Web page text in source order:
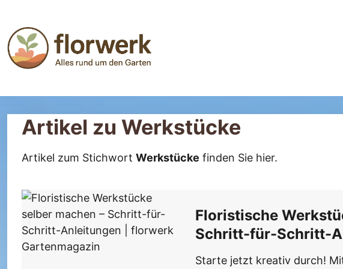
Gartengestaltung
Gartencenter
Artikel zu Werkstücke
Artikel zum Stichwort Werkstücke finden Sie hier.
Floristische
Schritt-für-Schritt-
Starte jetzt kreativ durch!